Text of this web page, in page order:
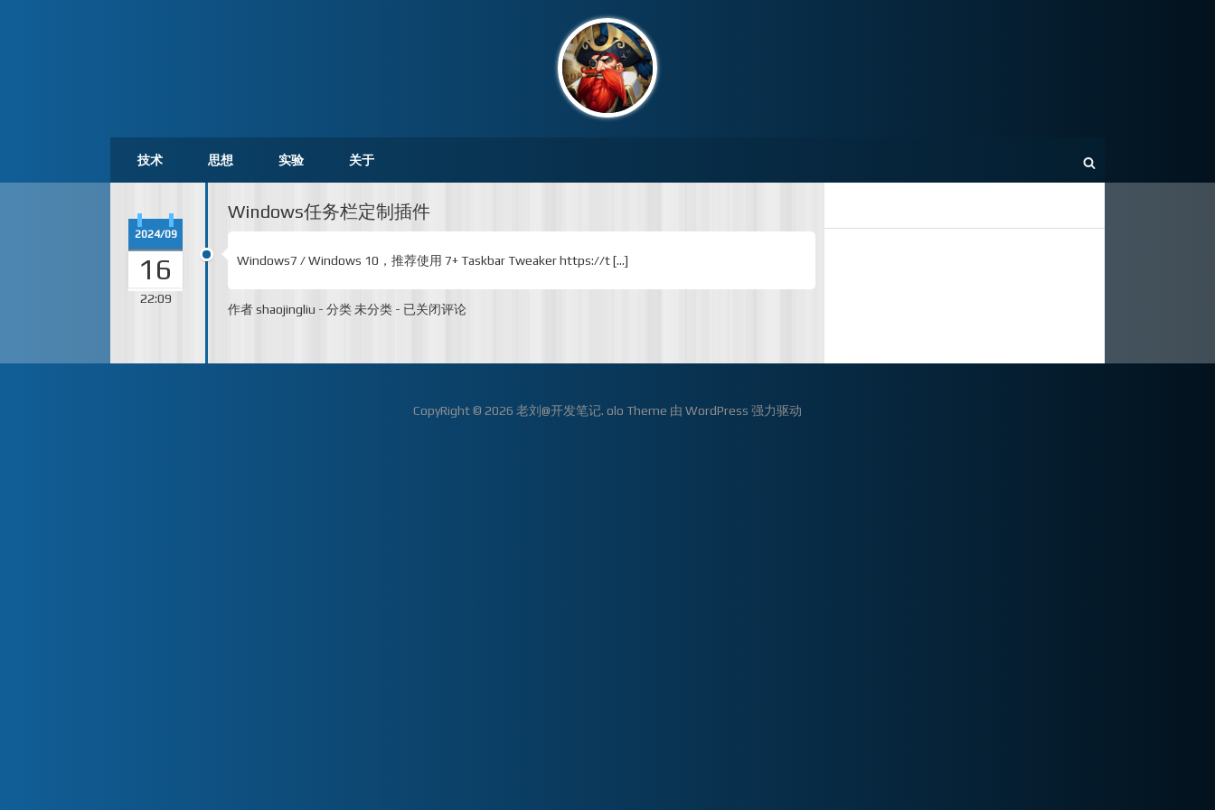
技术 思想 实验 关于
Windows任务栏定制插件
2024/09
16
22:09
Windows7 / Windows 10，推荐使用 7+ Taskbar Tweaker https://t […]
作者shaojingliu - 分类未分类 - Windows
制
已关闭评论
CopyRight © 2026 老刘@开发笔记. olo Theme 由 WordPress 强力驱动